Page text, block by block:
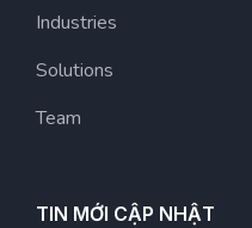
Industries
Solutions
Team
TIN MỚI CẬP NHẬT